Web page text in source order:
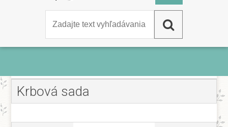
Krbová sada